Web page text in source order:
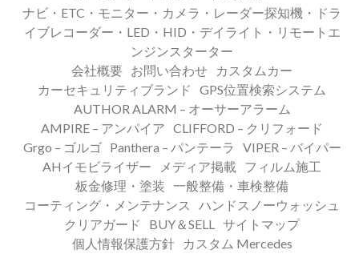
ナビ・ETC・モニター・カメラ・レーダー探知機・ドラ
イブレコーダー・LED・HID・デイライト・リモートエ
ンジンスターター
会社概要 お問い合わせ
カスタムカー
カーセキュリティブランド
GPS位置検索システム
AUTHOR ALARM – オーサーアラーム
AMPIRE – アンパイア CLIFFORD – クリフォード
Grgo – ゴルゴ
Panthera – パンテーラ
VIPER – バイパー
AHイモビライザー
メディア掲載
フィルム施工
板金修理・塗装 一般整備・車検整備
コーティング・メンテナンス
ハンドスノーウォッシュ
クリアガード
BUY＆SELL サイトマップ
個人情報保護方針
カスタム Mercedes